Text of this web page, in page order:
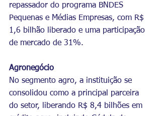
repassador do programa BNDES
Pequenas e Médias Empresas, com R$
1,6 bilhão liberado e uma participação
de mercado de 31%.
Agronegócio
No segmento agro, a instituição se
consolidou como a principal parceira
do setor, liberando R$ 8,4 bilhões em